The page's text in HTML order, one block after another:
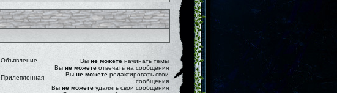
Объявление
Прилепленная
Вы не можете начинать темы
Вы не можете отвечать на сообщения
Вы не можете редактировать свои
сообщения
Вы не можете удалять свои сообщения